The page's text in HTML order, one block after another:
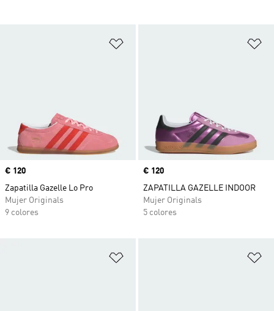
Precio
€ 120
Zapatilla Gazelle Lo Pro
Mujer Originals
9 colores
Precio
€ 120
ZAPATILLA GAZELLE INDOOR
Mujer Originals
5 colores